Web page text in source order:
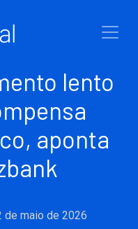
lento
aponta
de maio de 2026